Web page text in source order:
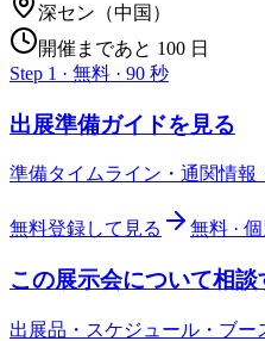
深セン （中国）
開催まであと 100 日
Step 1 · 無料 · 90 秒
出展準備ガイドを見る
準備タイムライン・通関情報
無料登録して見る 無料 ·
この展示会について相談
出展品・スケジュール・ブー